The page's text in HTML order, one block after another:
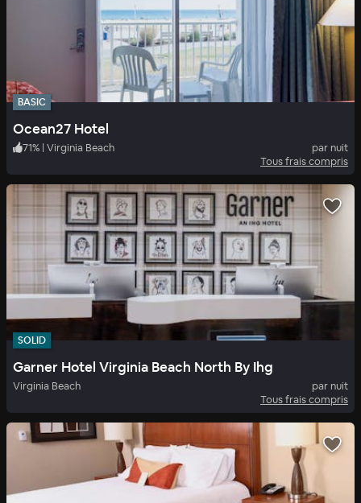
BASIC
Ocean27 Hotel
71% | Virginia Beach
par nuit
Tous frais compris
SOLID
Garner Hotel Virginia Beach North By Ihg
Virginia Beach
par nuit
Tous frais compris